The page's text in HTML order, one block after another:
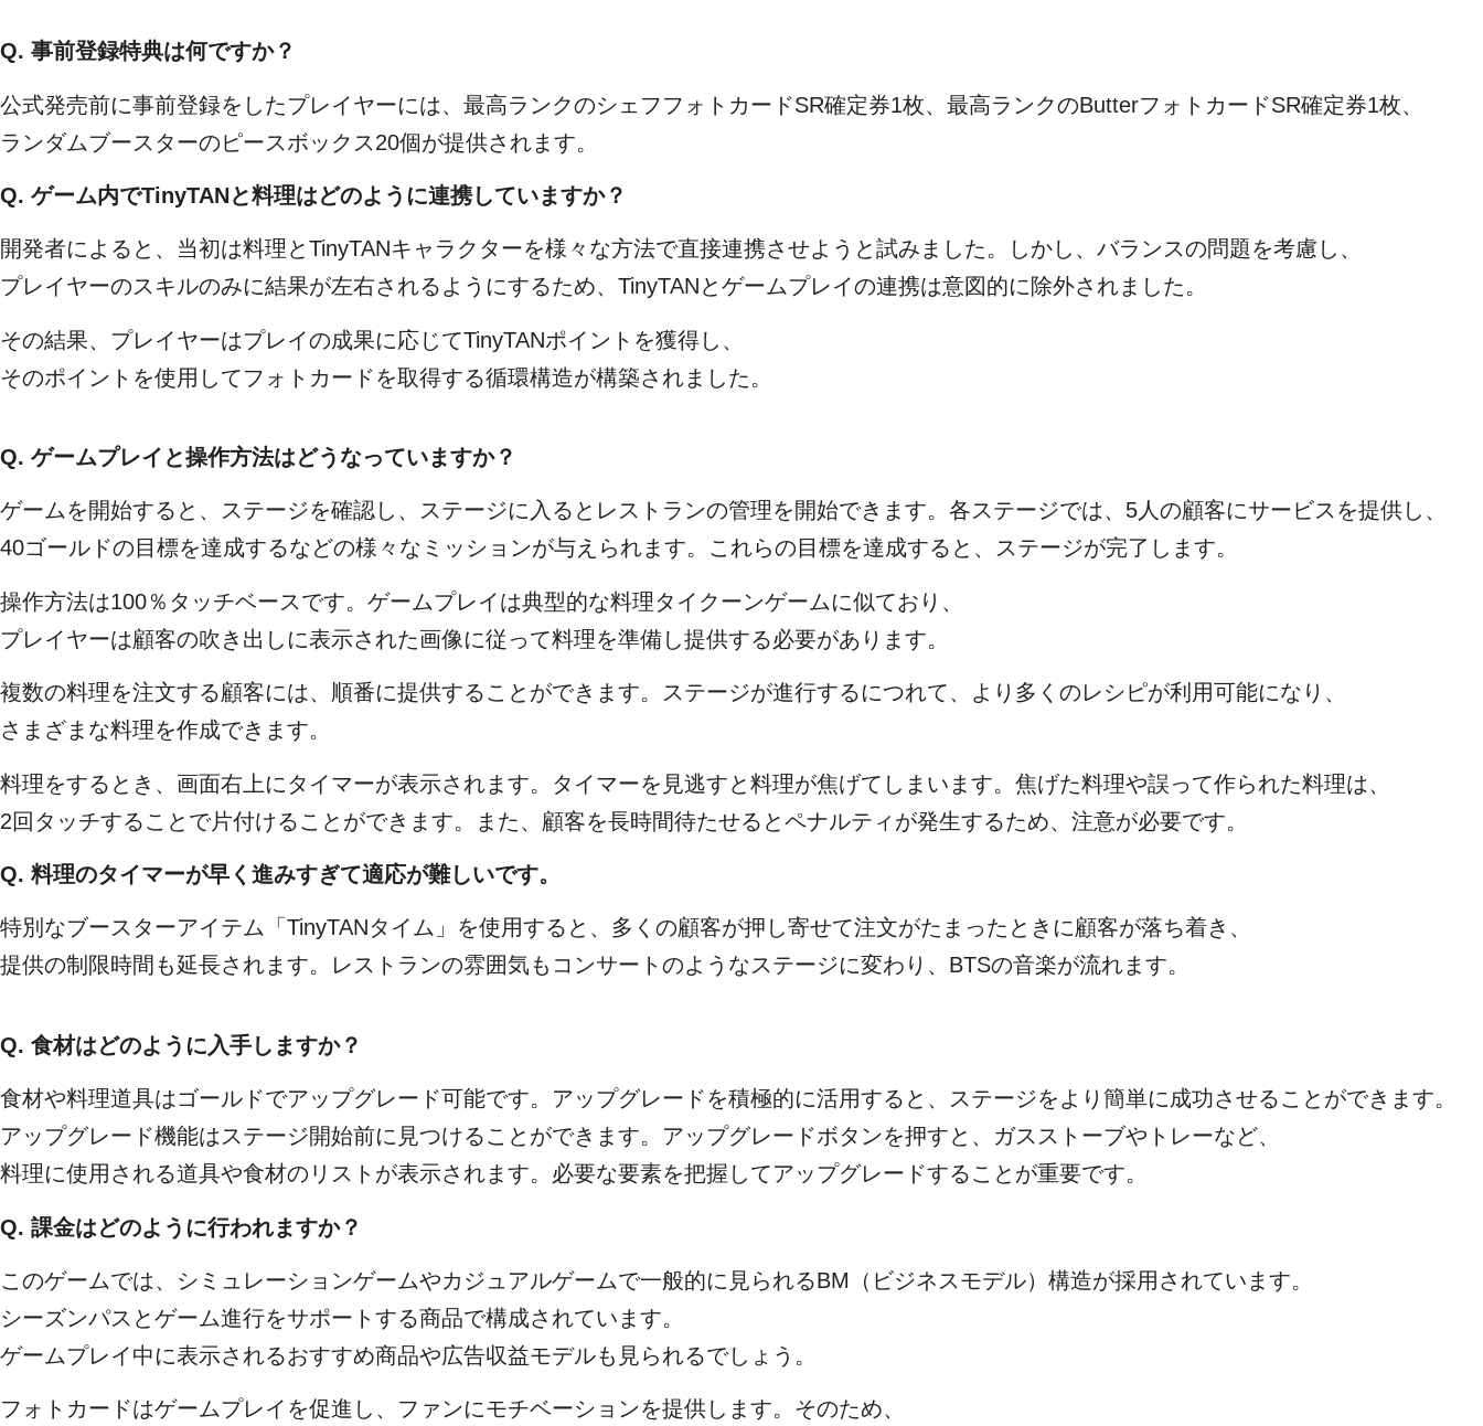
Q. 事前登録特典は何ですか？
公式発売前に事前登録をしたプレイヤーには、最高ランクのシェフフォトカードSR確定券1枚、最高ランクのButterフォトカードSR確定券1枚、
ランダムブースターのピースボックス20個が提供されます。
Q. ゲーム内でTinyTANと料理はどのように連携していますか？
開発者によると、当初は料理とTinyTANキャラクターを様々な方法で直接連携させようと試みました。しかし、バランスの問題を考慮し、
プレイヤーのスキルのみに結果が左右されるようにするため、TinyTANとゲームプレイの連携は意図的に除外されました。
その結果、プレイヤーはプレイの成果に応じてTinyTANポイントを獲得し、
そのポイントを使用してフォトカードを取得する循環構造が構築されました。
Q. ゲームプレイと操作方法はどうなっていますか？
ゲームを開始すると、ステージを確認し、ステージに入るとレストランの管理を開始できます。各ステージでは、5人の顧客にサービスを提供し、
40ゴールドの目標を達成するなどの様々なミッションが与えられます。これらの目標を達成すると、ステージが完了します。
操作方法は100％タッチベースです。ゲームプレイは典型的な料理タイクーンゲームに似ており、
プレイヤーは顧客の吹き出しに表示された画像に従って料理を準備し提供する必要があります。
複数の料理を注文する顧客には、順番に提供することができます。ステージが進行するにつれて、より多くのレシピが利用可能になり、
さまざまな料理を作成できます。
料理をするとき、画面右上にタイマーが表示されます。タイマーを見逃すと料理が焦げてしまいます。焦げた料理や誤って作られた料理は、
2回タッチすることで片付けることができます。また、顧客を長時間待たせるとペナルティが発生するため、注意が必要です。
Q. 料理のタイマーが早く進みすぎて適応が難しいです。
特別なブースターアイテム「TinyTANタイム」を使用すると、多くの顧客が押し寄せて注文がたまったときに顧客が落ち着き、
提供の制限時間も延長されます。レストランの雰囲気もコンサートのようなステージに変わり、BTSの音楽が流れます。
Q. 食材はどのように入手しますか？
食材や料理道具はゴールドでアップグレード可能です。アップグレードを積極的に活用すると、ステージをより簡単に成功させることができます。
アップグレード機能はステージ開始前に見つけることができます。アップグレードボタンを押すと、ガスストーブやトレーなど、
料理に使用される道具や食材のリストが表示されます。必要な要素を把握してアップグレードすることが重要です。
Q. 課金はどのように行われますか？
このゲームでは、シミュレーションゲームやカジュアルゲームで一般的に見られるBM（ビジネスモデル）構造が採用されています。
シーズンパスとゲーム進行をサポートする商品で構成されています。
ゲームプレイ中に表示されるおすすめ商品や広告収益モデルも見られるでしょう。
フォトカードはゲームプレイを促進し、ファンにモチベーションを提供します。そのため、